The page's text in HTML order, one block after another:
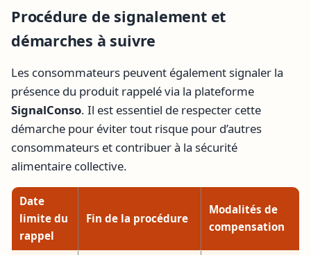
Procédure de signalement et
démarches à suivre
Les consommateurs peuvent également signaler la
présence du produit rappelé via la plateforme
SignalConso. Il est essentiel de respecter cette
démarche pour éviter tout risque pour d’autres
consommateurs et contribuer à la sécurité
alimentaire collective.
Date
limite du
rappel
Fin de la procédure
Modalités de
compensation